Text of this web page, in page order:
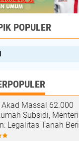
POPULER
Akad Massal 62.000
Subsidi, Menteri
Legalitas Tanah Beri
bagi Masyarakat